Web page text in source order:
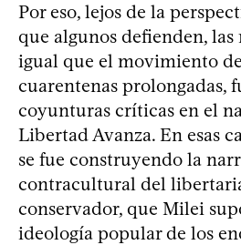
Por eso, lejos de la
que algunos defienden, las
igual que el movimiento
cuarentenas prolongadas,
coyunturas críticas en el
Libertad Avanza. En esas
se fue construyendo la
contracultural del
conservador, que Milei
ideología popular de los